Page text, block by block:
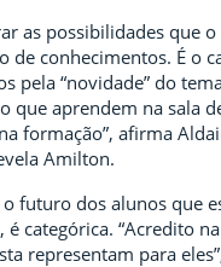
as possibilidades que
conhecimentos. É o
“novidade” do
aprendem na sala
formação”, afirma
Amilton.
futuro dos alunos que
categórica. “Acredito
representam para